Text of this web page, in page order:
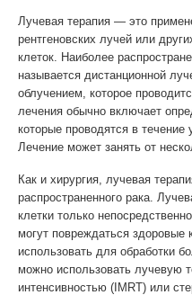
Лучевая терапия — это
рентгеновских лучей или
клеток. Наиболее
называется дистанционной
облучением, которое
лечения обычно включает
которые проводятся в течение
Лечение может занять от
Как и хирургия, лучевая
распространенного рака.
клетки только
могут повреждаться здоровые
использовать для обработки
можно использовать лучевую
интенсивностью (IMRT) или